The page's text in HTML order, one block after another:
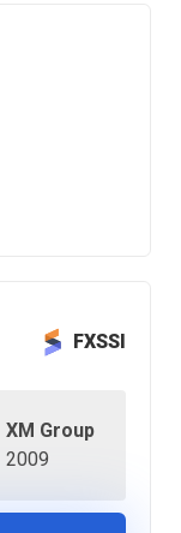
FXSSI
XM Group
2009